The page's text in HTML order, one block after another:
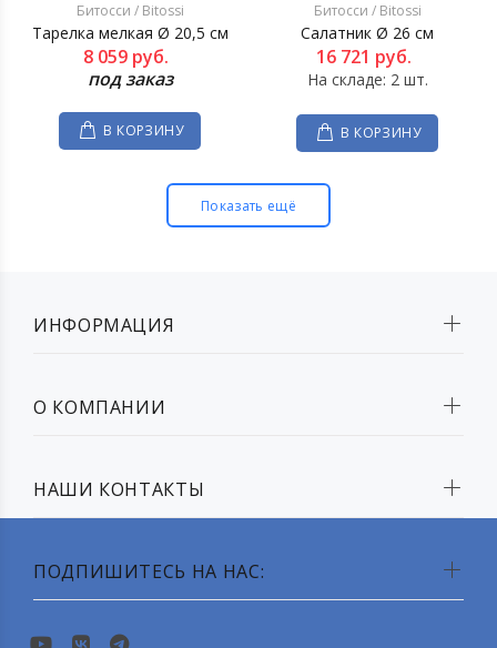
Битосси / Bitossi
Тарелка мелкая Ø 20,5 см
8 059 руб.
под заказ
В КОРЗИНУ
Битосси / Bitossi
Салатник Ø 26 см
16 721 руб.
На складе: 2 шт.
В КОРЗИНУ
Показать ещё
ПОДПИШИТЕСЬ НА НАС:
ИНФОРМАЦИЯ
О КОМПАНИИ
НАШИ КОНТАКТЫ